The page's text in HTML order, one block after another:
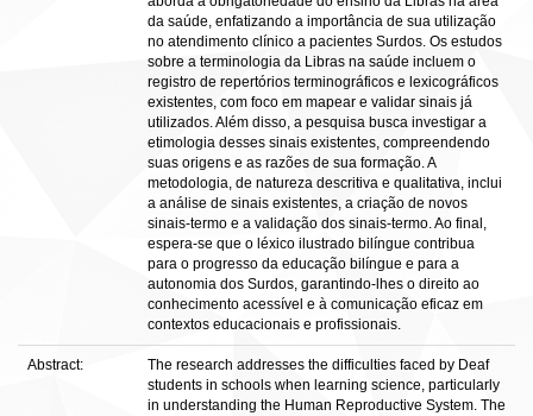
da saúde, enfatizando a importância de sua utilização
no atendimento clínico a pacientes Surdos. Os estudos
sobre a terminologia da Libras na saúde incluem o
registro de repertórios terminográficos e lexicográficos
existentes, com foco em mapear e validar sinais já
utilizados. Além disso, a pesquisa busca investigar a
etimologia desses sinais existentes, compreendendo
suas origens e as razões de sua formação. A
metodologia, de natureza descritiva e qualitativa, inclui
a análise de sinais existentes, a criação de novos
sinais-termo e a validação dos sinais-termo. Ao final,
espera-se que o léxico ilustrado bilíngue contribua
para o progresso da educação bilíngue e para a
autonomia dos Surdos, garantindo-lhes o direito ao
conhecimento acessível e à comunicação eficaz em
contextos educacionais e profissionais.
Abstract:
The research addresses the difficulties faced by Deaf
students in schools when learning science, particularly
in understanding the Human Reproductive System. The